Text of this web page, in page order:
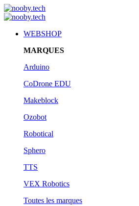
WEBSHOP
MARQUES
Arduino
CoDrone EDU
Makeblock
Ozobot
Robotical
Sphero
TTS
VEX Robotics
Toutes les marques